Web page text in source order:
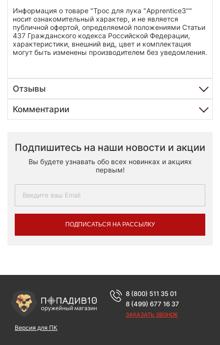
Информация о товаре "Трос для лука "Apprentice3""
носит ознакомительный характер, и не является
публичной офертой, определяемой положениями Статьи
437 Гражданского кодекса Российской Федерации,
характеристики, внешний вид, цвет и комплектация
могут быть изменены производителем без уведомления.
Отзывы
Комментарии
Подпишитесь на наши новости и акции
Вы будете узнавать обо всех новинках и акциях
первым!
ПОДПИСАТЬСЯ НА РАССЫЛКУ
Версия для ПК
8 (800) 511 35 01
8 (499) 677 16 37
ЗАКАЗАТЬ ЗВОНОК